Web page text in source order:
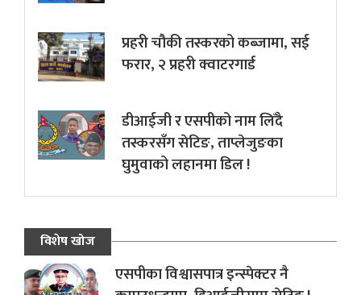
प्रहरी चौकी तस्करको कब्जामा, सई
फरार, २ प्रहरी क्वाटरगार्ड
डीआईजी र एसपीको नाम लिँदै
तस्करसँग सेटिङ, ताप्लेजुङका
घुमुवाको लहानमा डिल !
विशेष खोज
एसपीका विश्वासपात्र इन्स्पेक्टर नै